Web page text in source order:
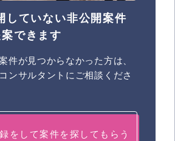
していない非公開案件
できます
件が見つからなかった方は、
ンサルタントにご相談くださ
をして案件を探してもらう